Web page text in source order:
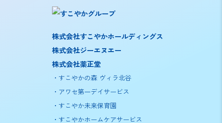
株式会社すこやかホールディングス
株式会社ジーエヌエー
株式会社薬正堂
すこやかの森 ヴィラ北谷
アワセ第一デイサービス
すこやか未来保育園
すこやかホームケアサービス